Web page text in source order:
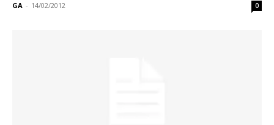
GA - 14/02/2012 0